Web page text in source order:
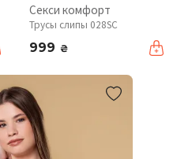
Секси комфорт
Трусы слипы 028SC
999 ₴